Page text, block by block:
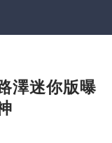
澤迷你版曝